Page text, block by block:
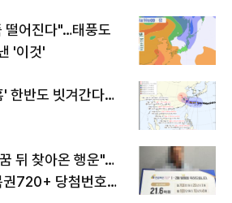
떨어진다"…태풍도
'이것'
' 한반도 빗겨간다…
뒤 찾아온 행운"…
720+ 당첨번호조